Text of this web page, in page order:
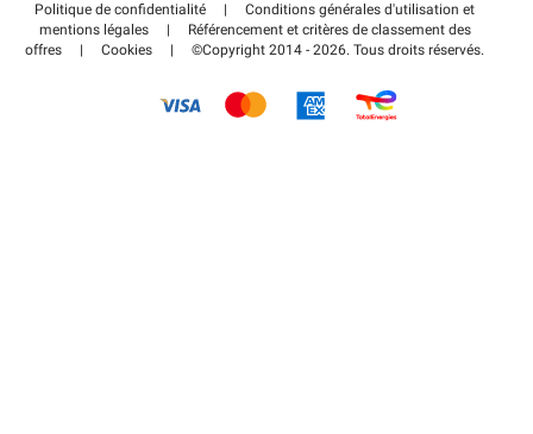
Régler votre stationnement FLOW
Wiki
Guide du stationnement
Politique de confidentialité |
Conditions générales d'utilisation et
mentions légales
|
Référencement et critères de classement des
offres
| Cookies | ©Copyright 2014 - 2026. Tous droits réservés.